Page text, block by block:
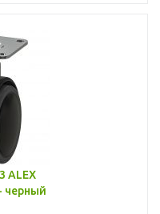
ALEX
черный